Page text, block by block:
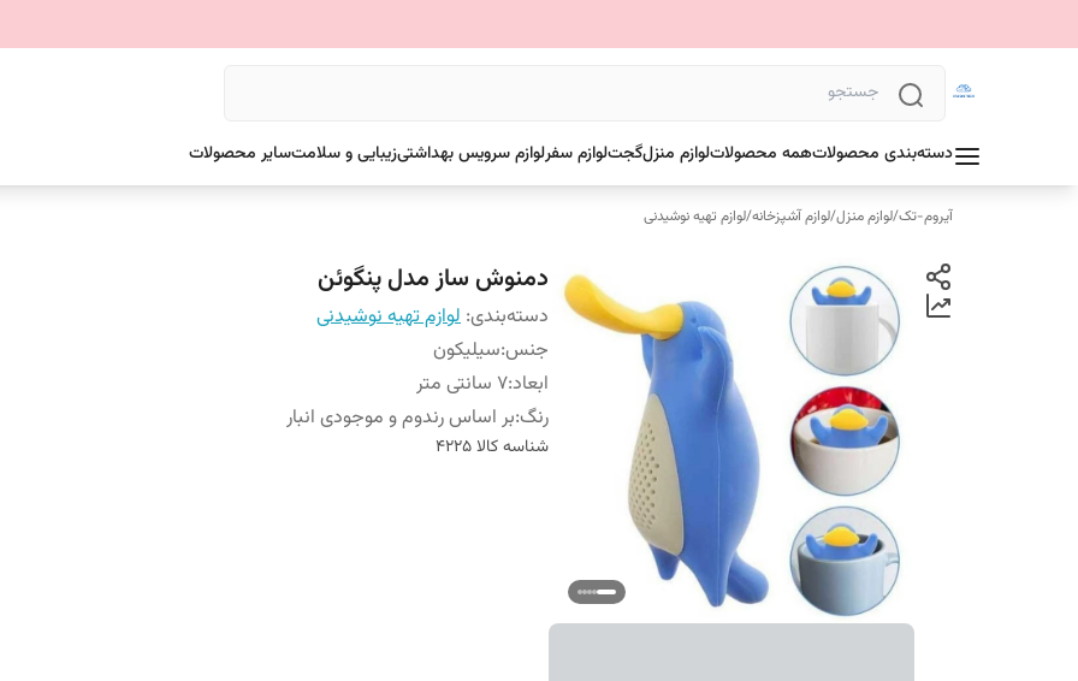
دسته‌بندی محصولاتهمه محصولاتلوازم منزلگجتلوازم سفرلوازم سرویس بهداشتیزیبایی و سلامتسایر محصولات
آیروم-تک/لوازم منزل/لوازم آشپزخانه/لوازم تهیه نوشیدنی
دمنوش ساز مدل پنگوئن
دسته‌بندی: لوازم تهیه نوشیدنی
جنس:سیلیکون
ابعاد:7 سانتی متر
رنگ:بر اساس رندوم و موجودی انبار
شناسه کالا4225